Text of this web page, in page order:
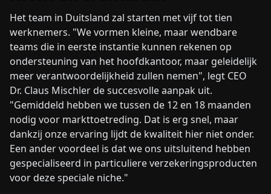
Het team in Duitsland zal starten met vijf tot tien
werknemers. "We vormen kleine, maar wendbare
teams die in eerste instantie kunnen rekenen op
ondersteuning van het hoofdkantoor, maar geleidelijk
meer verantwoordelijkheid zullen nemen", legt CEO
Dr. Claus Mischler de succesvolle aanpak uit.
"Gemiddeld hebben we tussen de 12 en 18 maanden
nodig voor markttoetreding. Dat is erg snel, maar
dankzij onze ervaring lijdt de kwaliteit hier niet onder.
Een ander voordeel is dat we ons uitsluitend hebben
gespecialiseerd in particuliere verzekeringsproducten
voor deze speciale niche."